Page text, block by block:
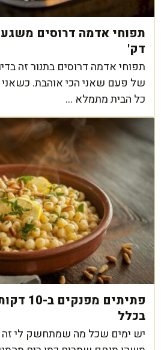
דק'
תפוחי אדמה דרוסים בתנור זה
של פעם שאני הכי אוהבת. כשאני
כל הבית מתמלא ...
פתיתים
בכלל
יש ימים שכל מה שמתחשק לי